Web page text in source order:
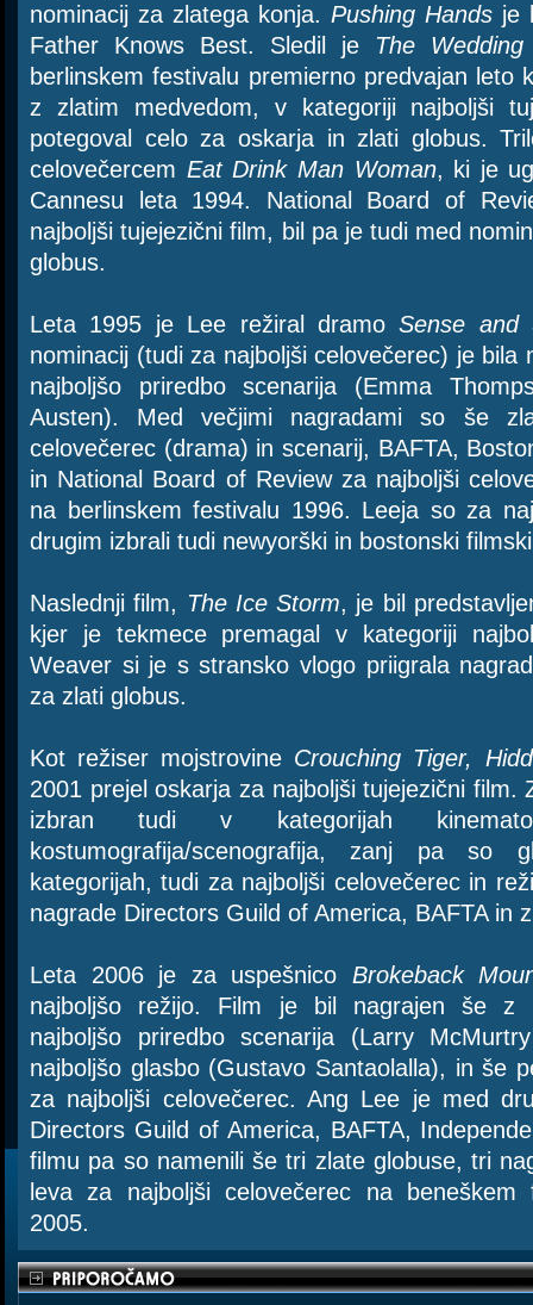
nominacij za zlatega konja. Pushing Hands je
Father Knows Best. Sledil je The
berlinskem festivalu premierno predvajan leto
z zlatim medvedom, v kategoriji najboljši
potegoval celo za oskarja in zlati globus.
celovečercem Eat Drink Man Woman, ki je
Cannesu leta 1994. National Board of
najboljši tujejezični film, bil pa je tudi med
globus.
Leta 1995 je Lee režiral dramoSense and
nominacij (tudi za najboljši celovečerec) je bila
najboljšo priredbo scenarija (Emma
Austen). Med večjimi nagradami so še
celovečerec (drama) in scenarij, BAFTA,
in National Board of Review za najboljši
na berlinskem festivalu 1996. Leeja so za
drugim izbrali tudi newyorški in bostonski
Naslednji film, The Ice Storm, je bil
kjer je tekmece premagal v kategoriji
Weaver si je s stransko vlogo priigrala
za zlati globus.
Kot režiser mojstrovine Crouching Tiger,
2001 prejel oskarja za najboljši tujejezični film.
izbran tudi v kategorijah
kostumografija/scenografija, zanj pa so
kategorijah, tudi za najboljši celovečerec in
nagrade Directors Guild of America, BAFTA in
Leta 2006 je za uspešnico Brokeback
najboljšo režijo. Film je bil nagrajen še z
najboljšo priredbo scenarija (Larry
najboljšo glasbo (Gustavo Santaolalla), in še
za najboljši celovečerec. Ang Lee je med
Directors Guild of America, BAFTA,
filmu pa so namenili še tri zlate globuse, tri
leva za najboljši celovečerec na beneškem
2005.